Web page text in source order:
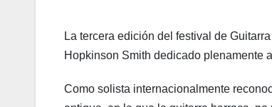
La tercera edición del festival de
Hopkinson Smith dedicado plenamente
Como solista internacionalmente